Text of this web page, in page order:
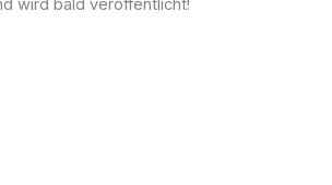
wird bald veröffentlicht!